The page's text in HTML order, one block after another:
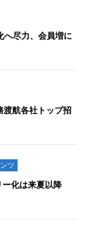
へ尽力、会員増に
渡航各社トップ招
ツ
化は来夏以降